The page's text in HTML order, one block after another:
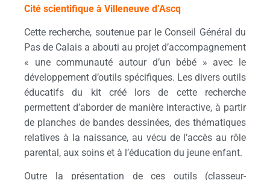
Cité scientifique à Villeneuve d’Ascq
Cette recherche, soutenue par le Conseil Général du
Pas de Calais a abouti au projet d’accompagnement
« une communauté autour d’un bébé » avec le
développement d’outils spécifiques. Les divers outils
éducatifs du kit créé lors de cette recherche
permettent d’aborder de manière interactive, à partir
de planches de bandes dessinées, des thématiques
relatives à la naissance, au vécu de l’accès au rôle
parental, aux soins et à l’éducation du jeune enfant.
Outre la présentation de ces outils (classeur-